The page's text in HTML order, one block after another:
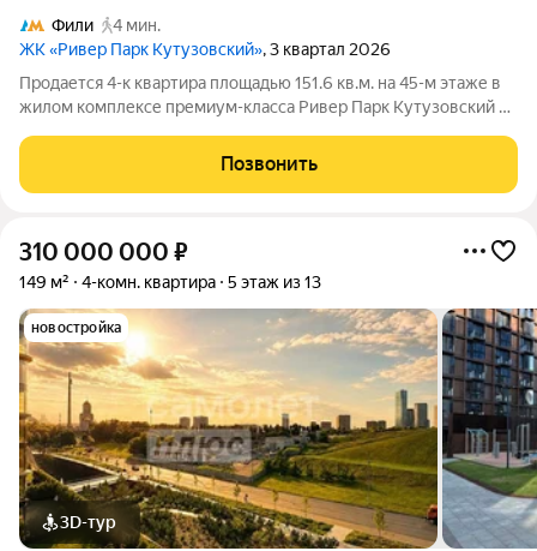
Фили
4 мин.
ЖК «Ривер Парк Кутузовский», 3 квартал 2026
Продается 4-к квартира площадью 151.6 кв.м. на 45-м этаже в
жилом комплексе премиум-класса Ривер Парк Кутузовский в
Кутузовский строится в одном из самых престижных районов
столицы Дорогомилово, на
Позвонить
310 000 000 ₽
149 м² 4-комн. квартира 5 этаж из 13
новостройка
3D-тур